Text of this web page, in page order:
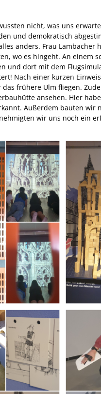
nicht, was uns
und demokratisch
anders. Frau Lambacher
wo es hingeht. An einem
und dort mit dem
Nach einer kurzen
frühere Ulm fliegen.
ansehen. Hier
Außerdem bauten wir
wir uns noch ein